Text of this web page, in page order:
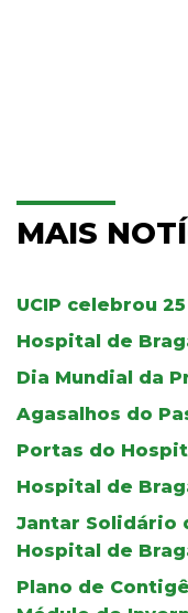
MAIS
UCIP celebrou
Hospital de
Dia Mundial da
Agasalhos do
Portas do
Hospital de
Jantar Solidário
Hospital de
Plano de